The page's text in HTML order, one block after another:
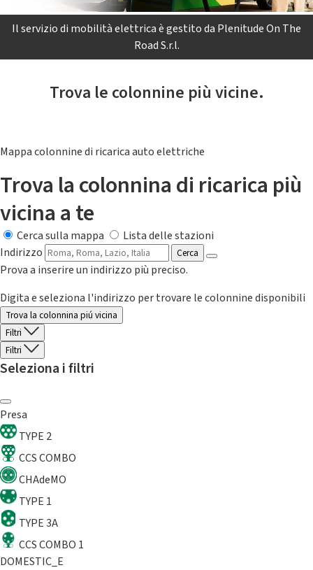
Il servizio di mobilità elettrica è gestito da Plenitude On The
Road S.r.l.
Trova le colonnine più vicine.
Mappa colonnine di ricarica auto elettriche
Trova la colonnina di ricarica più
vicina a te
Cerca sulla mappa
Lista delle stazioni
Indirizzo
Cerca
Prova a inserire un indirizzo più preciso.
Digita e seleziona l'indirizzo per trovare le colonnine disponibili
Trova la colonnina piú vicina
Filtri
Filtri
Seleziona i filtri
Presa
TYPE 2
CCS COMBO
CHAdeMO
TYPE 1
TYPE 3A
CCS COMBO 1
DOMESTIC_E